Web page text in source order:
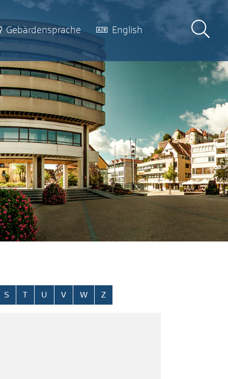
Gebärdensprache English
S T U V W Z